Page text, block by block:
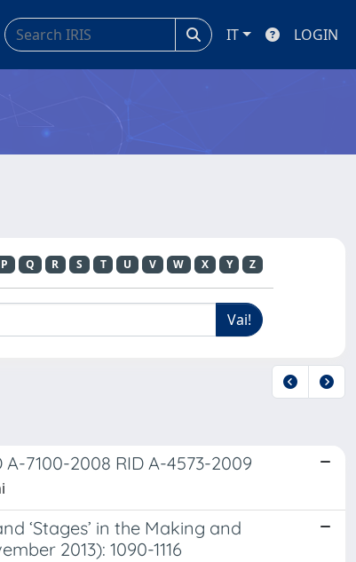
IT LOGIN
P Q R S T U V W X Y Z
7100-2008 RID A-4573-2009
‘Stages’ in the Making and
2013): 1090-1116